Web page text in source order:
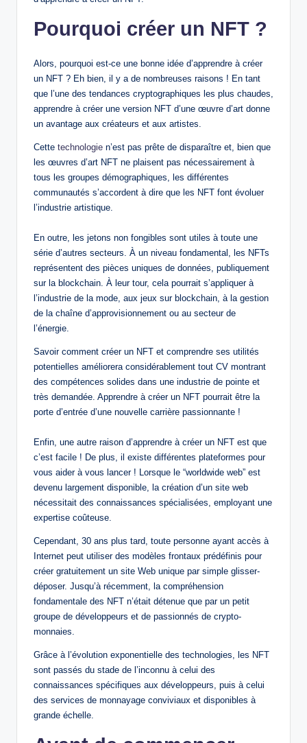
Pourquoi créer un NFT ?
Alors, pourquoi est-ce une bonne idée d’apprendre à créer
un NFT ? Eh bien, il y a de nombreuses raisons ! En tant
que l’une des tendances cryptographiques les plus chaudes,
apprendre à créer une version NFT d’une œuvre d’art donne
un avantage aux créateurs et aux artistes.
Cette technologie n’est pas prête de disparaître et, bien que
les œuvres d’art NFT ne plaisent pas nécessairement à
tous les groupes démographiques, les différentes
communautés s’accordent à dire que les NFT font évoluer
l’industrie artistique.
En outre, les jetons non fongibles sont utiles à toute une
série d’autres secteurs. À un niveau fondamental, les NFTs
représentent des pièces uniques de données, publiquement
sur la blockchain. À leur tour, cela pourrait s’appliquer à
l’industrie de la mode, aux jeux sur blockchain, à la gestion
de la chaîne d’approvisionnement ou au secteur de
l’énergie.
Savoir comment créer un NFT et comprendre ses utilités
potentielles améliorera considérablement tout CV montrant
des compétences solides dans une industrie de pointe et
très demandée. Apprendre à créer un NFT pourrait être la
porte d’entrée d’une nouvelle carrière passionnante !
Enfin, une autre raison d’apprendre à créer un NFT est que
c’est facile ! De plus, il existe différentes plateformes pour
vous aider à vous lancer ! Lorsque le “worldwide web” est
devenu largement disponible, la création d’un site web
nécessitait des connaissances spécialisées, employant une
expertise coûteuse.
Cependant, 30 ans plus tard, toute personne ayant accès à
Internet peut utiliser des modèles frontaux prédéfinis pour
créer gratuitement un site Web unique par simple glisser-
déposer. Jusqu’à récemment, la compréhension
fondamentale des NFT n’était détenue que par un petit
groupe de développeurs et de passionnés de crypto-
monnaies.
Grâce à l’évolution exponentielle des technologies, les NFT
sont passés du stade de l’inconnu à celui des
connaissances spécifiques aux développeurs, puis à celui
des services de monnayage conviviaux et disponibles à
grande échelle.